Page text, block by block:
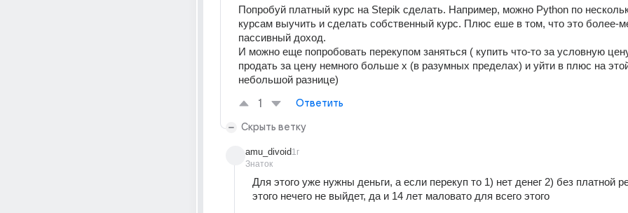
Попробуй платный курс на Stepik сделать. Например, можно Python по
курсам выучить и сделать собственный курс. Плюс еше в том, что это более-
пассивный доход.
И можно еще попробовать перекупом заняться ( купить что-то за условную
продать за цену немного больше x (в разумных пределах) и уйти в плюс на
небольшой разнице)
1 Ответить
Скрыть ветку
amu_divoid
Знаток
1г
Для этого уже нужны деньги, а если перекуп то 1) нет денег 2) без платной
этого нечего не выйдет, да и 14 лет маловато для всего этого